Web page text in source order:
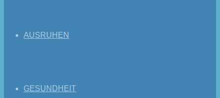
AUSRUHEN
GESUNDHEIT